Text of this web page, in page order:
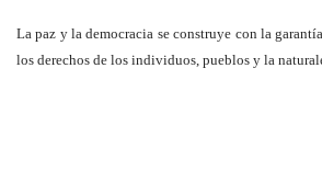
La paz y la democracia se construye con la
los derechos de los individuos, pueblos y la